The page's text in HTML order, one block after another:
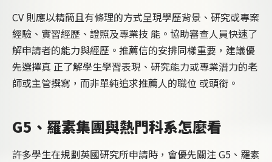
CV 則應以精簡且有條理的方式呈現學歷背景、研究或專案
經驗、實習經歷、證照及專業技 能。協助審查人員快速了
解申請者的能力與經歷。推薦信的安排同樣重要，建議優
先選擇真 正了解學生學習表現、研究能力或專業潛力的老
師或主管撰寫，而非單純追求推薦人的職位 或頭銜。
G5、羅素集團與熱門科系怎麼看
許多學生在規劃英國研究所申請時，會優先關注 G5、羅素